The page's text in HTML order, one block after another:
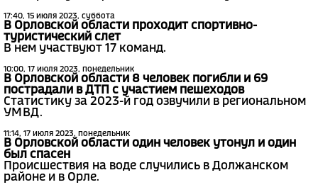
17:40, 15 июля 2023, суббота
В Орловской области проходит спортивно-
туристический слет
В нем участвуют 17 команд.
10:00, 17 июля 2023, понедельник
В Орловской области 8 человек погибли и 69
пострадали в ДТП с участием пешеходов
Статистику за 2023-й год озвучили в региональном
УМВД.
11:14, 17 июля 2023, понедельник
В Орловской области один человек утонул и один
был спасен
Происшествия на воде случились в Должанском
районе и в Орле.